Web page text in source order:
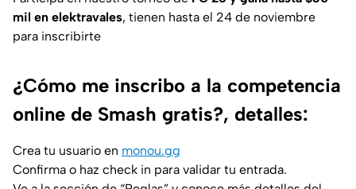
mil en elektravales, tienen hasta el 24 de noviembre
para inscribirte
¿Cómo me inscribo a la competencia
online de Smash gratis?, detalles:
Crea tu usuario en monou.gg
Confirma o haz check in para validar tu entrada.